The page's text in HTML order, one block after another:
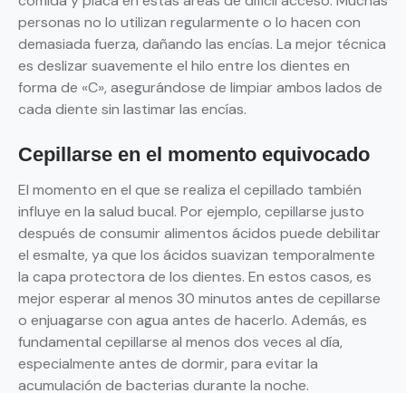
personas no lo utilizan regularmente o lo hacen con
demasiada fuerza, dañando las encías. La mejor técnica
es deslizar suavemente el hilo entre los dientes en
forma de «C», asegurándose de limpiar ambos lados de
cada diente sin lastimar las encías.
Cepillarse en el momento equivocado
El momento en el que se realiza el cepillado también
influye en la salud bucal. Por ejemplo, cepillarse justo
después de consumir alimentos ácidos puede debilitar
el esmalte, ya que los ácidos suavizan temporalmente
la capa protectora de los dientes. En estos casos, es
mejor esperar al menos 30 minutos antes de cepillarse
o enjuagarse con agua antes de hacerlo. Además, es
fundamental cepillarse al menos dos veces al día,
especialmente antes de dormir, para evitar la
acumulación de bacterias durante la noche.